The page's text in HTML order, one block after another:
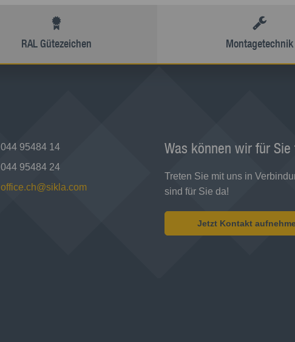
RAL Gütezeichen Montagetechnik
044 95484 14
044 95484 24
office.ch@sikla.com
Was können wir für Sie
Treten Sie mit uns in
sind für Sie da!
Jetzt Kontakt